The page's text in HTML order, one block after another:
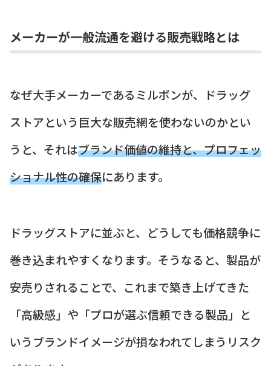
メーカーが一般流通を避ける販売戦略とは
なぜ大手メーカーであるミルボンが、ドラッグ
ストアという巨大な販売網を使わないのかとい
うと、それはブランド価値の維持と、プロフェッ
ショナル性の確保にあります。
ドラッグストアに並ぶと、どうしても価格競争に
巻き込まれやすくなります。そうなると、製品が
安売りされることで、これまで築き上げてきた
「高級感」や「プロが選ぶ信頼できる製品」と
いうブランドイメージが損なわれてしまうリスク